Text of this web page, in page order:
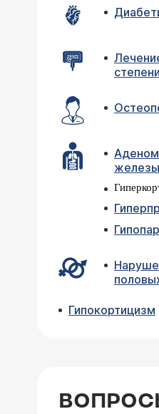
степени
железы
Гипокортицизм